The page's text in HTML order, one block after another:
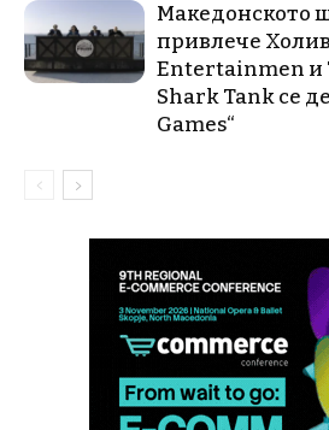
Македонското
привлече
Entertainmen и
Shark Tank се
Games“